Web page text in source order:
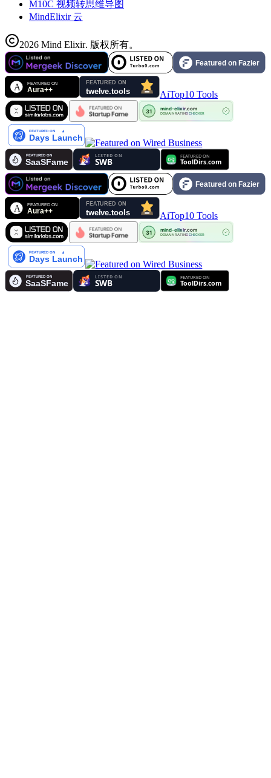
M10C 视频转思维导图
MindElixir 云
2026 Mind Elixir. 版权所有。
AiTop10 Tools
AiTop10 Tools